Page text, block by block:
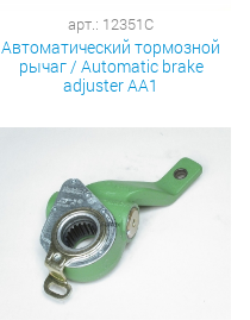
арт.: 12351C
Автоматический тормозной
рычаг / Automatic brake
adjuster AA1